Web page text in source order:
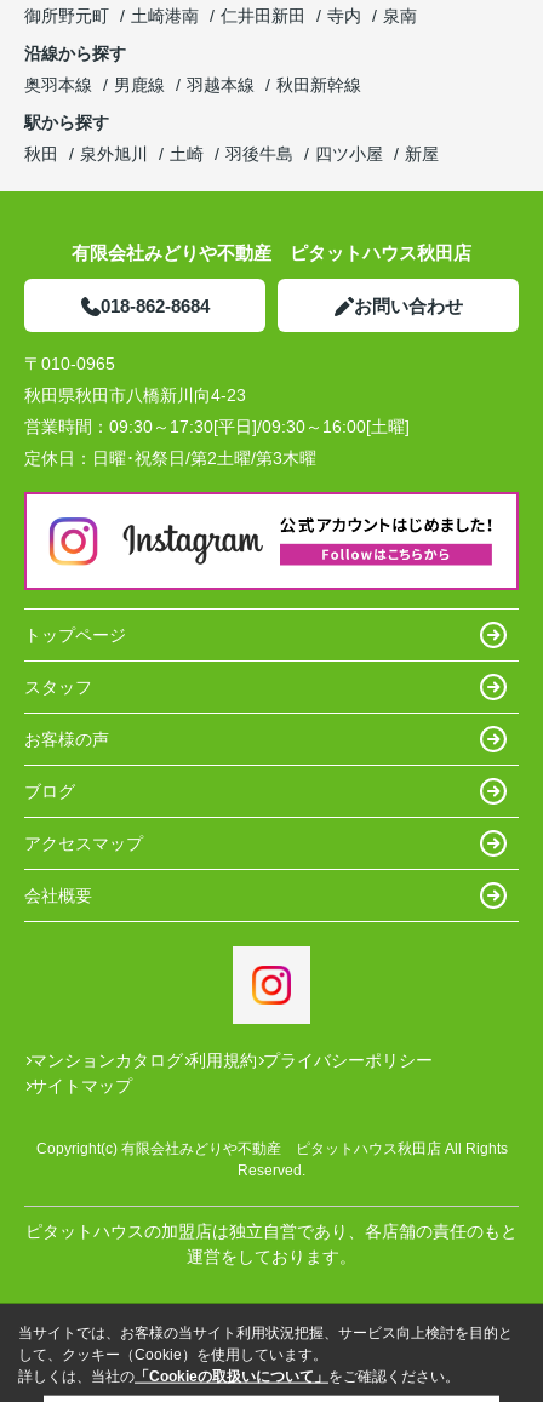
御所野元町
土崎港南 仁井田新田 寺内
泉南
沿線から探す
奥羽本線
男鹿線 羽越本線
秋田新幹線
駅から探す
秋田
泉外旭川 土崎 羽後牛島 四ツ小屋 新屋
有限会社みどりや不動産 ピタットハウス秋田店
018-862-8684 お問い合わせ
〒010-0965
秋田県秋田市八橋新川向4-23
営業時間： 09:30～17:30[平日]/09:30～16:00[土曜]
定休日： 日曜･祝祭日/第2土曜/第3木曜
トップページ
スタッフ
お客様の声
ブログ
アクセスマップ
会社概要
マンションカタログ 利用規約 プライバシーポリシー
サイトマップ
Copyright(c) 有限会社みどりや不動産 ピタットハウス秋田店 All Rights
Reserved.
ピタットハウスの加盟店は独立自営であり、各店舗の責任のもと
運営をしております。
当サイトでは、お客様の当サイト利用状況把握、サービス向上検討を目的と
して、クッキー（Cookie）を使用しています。
詳しくは、当社の 「Cookieの取扱いについて」 をご確認ください。